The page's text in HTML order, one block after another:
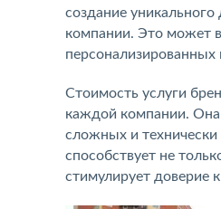
создание
компании. Это может
персонализированных
Стоимость услуги
каждой компании. Она
сложных и
способствует не
стимулирует доверие